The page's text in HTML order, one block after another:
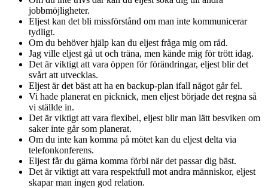
jobbmöjligheter.
Eljest kan det bli missförstånd om man inte kommunicerar
tydligt.
Om du behöver hjälp kan du eljest fråga mig om råd.
Jag ville eljest gå ut och träna, men kände mig för trött idag.
Det är viktigt att vara öppen för förändringar, eljest blir det
svårt att utvecklas.
Eljest är det bäst att ha en backup-plan ifall något går fel.
Vi hade planerat en picknick, men eljest började det regna så
vi ställde in.
Det är viktigt att vara flexibel, eljest blir man lätt besviken om
saker inte går som planerat.
Om du inte kan komma på mötet kan du eljest delta via
telefonkonferens.
Eljest får du gärna komma förbi när det passar dig bäst.
Det är viktigt att vara respektfull mot andra människor, eljest
skapar man ingen god relation.